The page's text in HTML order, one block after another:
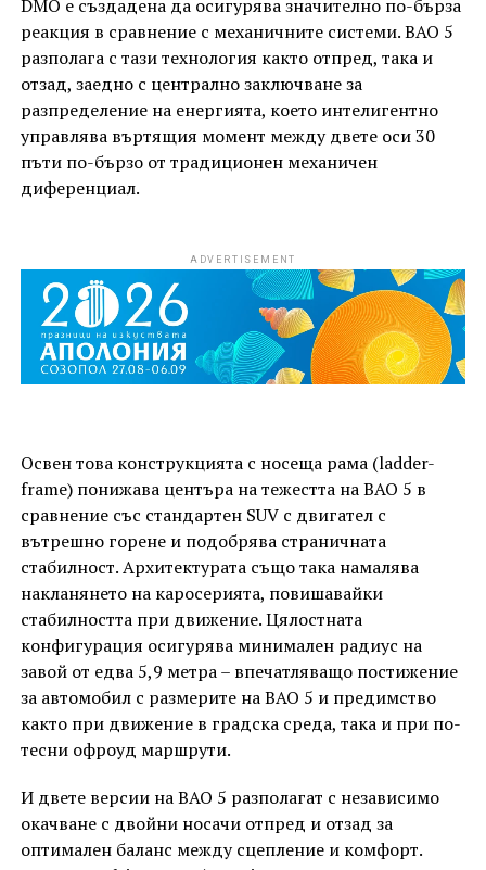
DMO е създадена да осигурява значително по-бърза
реакция в сравнение с механичните системи. BAO 5
разполага с тази технология както отпред, така и
отзад, заедно с централно заключване за
разпределение на енергията, което интелигентно
управлява въртящия момент между двете оси 30
пъти по-бързо от традиционен механичен
диференциал.
ADVERTISEMENT
Освен това конструкцията с носеща рама (ladder-
frame) понижава центъра на тежестта на BAO 5 в
сравнение със стандартен SUV с двигател с
вътрешно горене и подобрява страничната
стабилност. Архитектурата също така намалява
накланянето на каросерията, повишавайки
стабилността при движение. Цялостната
конфигурация осигурява минимален радиус на
завой от едва 5,9 метра – впечатляващо постижение
за автомобил с размерите на BAO 5 и предимство
както при движение в градска среда, така и при по-
тесни офроуд маршрути.
И двете версии на BAO 5 разполагат с независимо
окачване с двойни носачи отпред и отзад за
оптимален баланс между сцепление и комфорт.